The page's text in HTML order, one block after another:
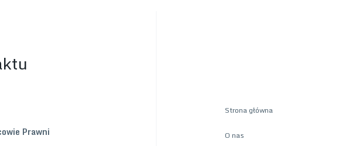
Prawni
Strona główna
O nas